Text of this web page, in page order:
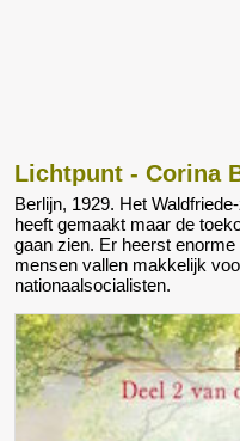
Lichtpunt - Corina
Berlijn, 1929. Het
heeft gemaakt maar de
gaan zien. Er heerst
mensen vallen makkelijk
nationaalsocialisten.